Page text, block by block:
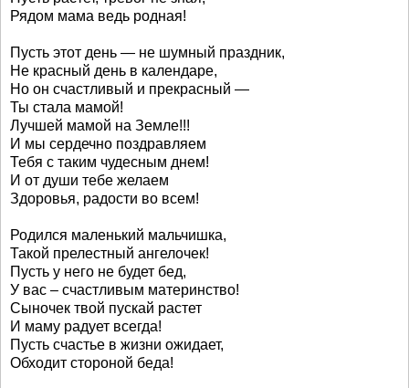
Рядом мама ведь родная!
Пусть этот день — не шумный праздник,
Не красный день в календаре,
Но он счастливый и прекрасный —
Ты стала мамой!
Лучшей мамой на Земле!!!
И мы сердечно поздравляем
Тебя с таким чудесным днем!
И от души тебе желаем
Здоровья, радости во всем!
Родился маленький мальчишка,
Такой прелестный ангелочек!
Пусть у него не будет бед,
У вас – счастливым материнство!
Сыночек твой пускай растет
И маму радует всегда!
Пусть счастье в жизни ожидает,
Обходит стороной беда!